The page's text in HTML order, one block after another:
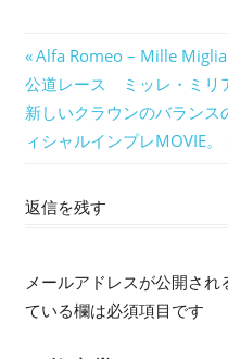
投
稿
ナ
ビ
ー
シ
前
の
記
事:
Alfa Romeo – Mille
公道レース ミッレ・ミリ
次
の
事:
新しいクラウンのバラン
ィシャルインプレMOVIE。
返信を残す
メールアドレスが公開され
ている欄は必須項目です